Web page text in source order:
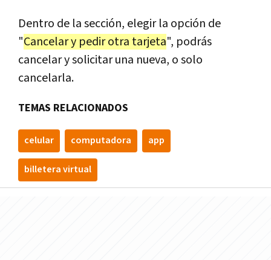
Dentro de la sección, elegir la opción de
"Cancelar y pedir otra tarjeta", podrás
cancelar y solicitar una nueva, o solo
cancelarla.
TEMAS RELACIONADOS
celular computadora app
billetera virtual